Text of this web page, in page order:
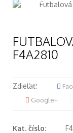
F4A2810
Zdieľať:
Google+
Kat. číslo: